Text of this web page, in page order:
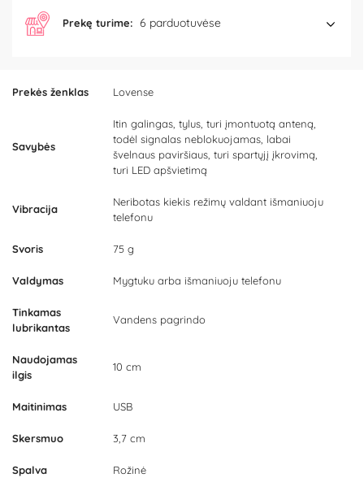
Prekės ženklas Lovense
Savybės
Itin galingas, tylus, turi įmontuotą anteną,
todėl signalas neblokuojamas, labai
švelnaus paviršiaus, turi spartųjį įkrovimą,
turi LED apšvietimą
Vibracija
Neribotas kiekis režimų valdant išmaniuoju
telefonu
Svoris 75 g
Valdymas Mygtuku arba išmaniuoju telefonu
Tinkamas
lubrikantas
Vandens pagrindo
Naudojamas
ilgis
10 cm
Maitinimas USB
Skersmuo 3,7 cm
Spalva Rožinė
Prekę turime: 6 parduotuvėse